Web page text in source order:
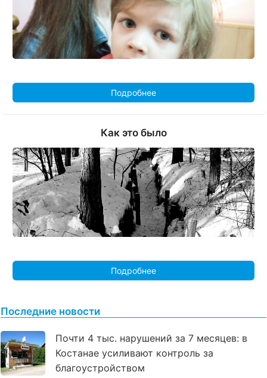
Подробнее
Как это было
Подробнее
Последние новости
Почти 4 тыс. нарушений за 7 месяцев: в
Костанае усиливают контроль за
благоустройством